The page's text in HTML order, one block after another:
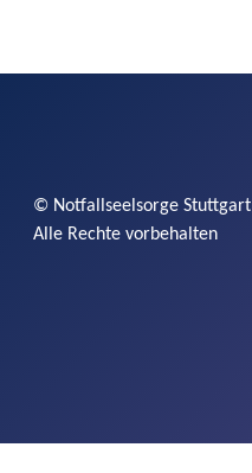
© Notfallseelsorge Stuttgart
Alle Rechte vorbehalten